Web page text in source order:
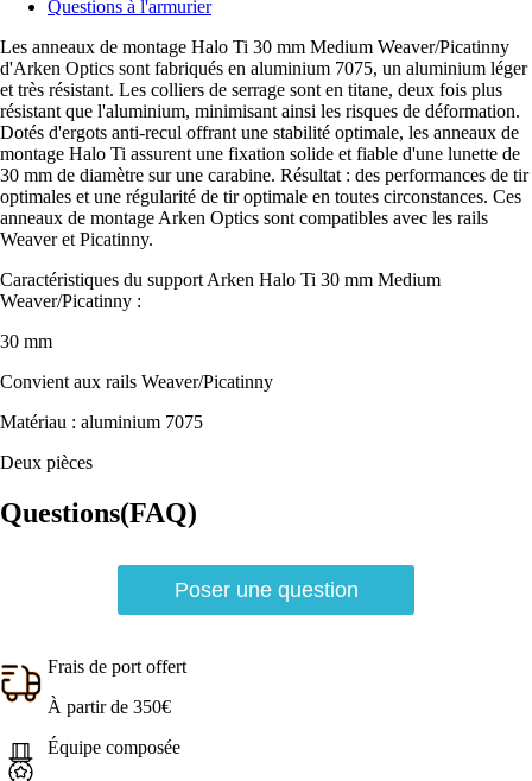
Questions à l'armurier
Les anneaux de montage Halo Ti 30 mm Medium Weaver/Picatinny
d'Arken Optics sont fabriqués en aluminium 7075, un aluminium léger
et très résistant. Les colliers de serrage sont en titane, deux fois plus
résistant que l'aluminium, minimisant ainsi les risques de déformation.
Dotés d'ergots anti-recul offrant une stabilité optimale, les anneaux de
montage Halo Ti assurent une fixation solide et fiable d'une lunette de
30 mm de diamètre sur une carabine. Résultat : des performances de tir
optimales et une régularité de tir optimale en toutes circonstances. Ces
anneaux de montage Arken Optics sont compatibles avec les rails
Weaver et Picatinny.
Caractéristiques du support Arken Halo Ti 30 mm Medium
Weaver/Picatinny :
30 mm
Convient aux rails Weaver/Picatinny
Matériau : aluminium 7075
Deux pièces
Questions(FAQ)
Poser une question
Frais de port offert
À partir de 350€
Équipe composée